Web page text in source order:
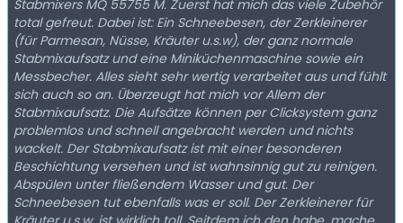
Stabmixers MQ 55755 M. Zuerst hat mich das viele Zubehör
total gefreut. Dabei ist: Ein Schneebesen, der Zerkleinerer
(für Parmesan, Nüsse, Kräuter u.s.w), der ganz normale
Stabmixaufsatz und eine Miniküchenmaschine sowie ein
Messbecher. Alles sieht sehr wertig verarbeitet aus und fühlt
sich auch so an. Überzeugt hat mich vor Allem der
Stabmixaufsatz. Die Aufsätze können per Clicksystem ganz
problemlos und schnell angebracht werden und nichts
wackelt. Der Stabmixaufsatz ist mit einer besonderen
Beschichtung versehen und ist wahnsinnig gut zu reinigen.
Abspülen unter fließendem Wasser und gut. Der
Schneebesen tut ebenfalls was er soll. Der Zerkleinerer für